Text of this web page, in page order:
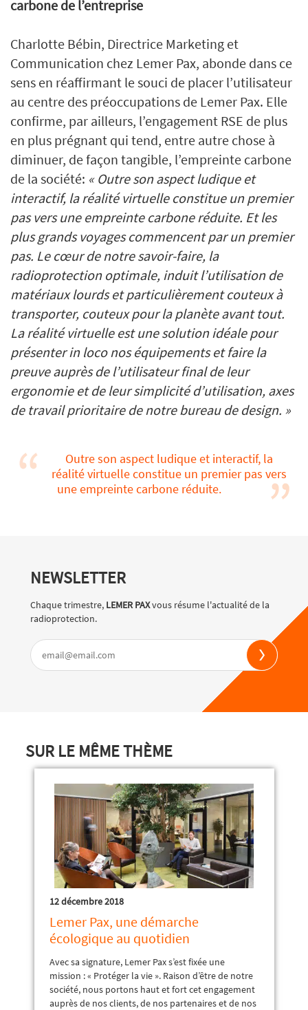
carbone de l’entreprise
Charlotte Bébin, Directrice Marketing et
Communication chez Lemer Pax, abonde dans ce
sens en réaffirmant le souci de placer l’utilisateur
au centre des préoccupations de Lemer Pax. Elle
confirme, par ailleurs, l’engagement RSE de plus
en plus prégnant qui tend, entre autre chose à
diminuer, de façon tangible, l’empreinte carbone
de la société: « Outre son aspect ludique et
interactif, la réalité virtuelle constitue un premier
pas vers une empreinte carbone réduite. Et les
plus grands voyages commencent par un premier
pas. Le cœur de notre savoir-faire, la
radioprotection optimale, induit l’utilisation de
matériaux lourds et particulièrement couteux à
transporter, couteux pour la planète avant tout.
La réalité virtuelle est une solution idéale pour
présenter in loco nos équipements et faire la
preuve auprès de l’utilisateur final de leur
ergonomie et de leur simplicité d’utilisation, axes
de travail prioritaire de notre bureau de design. »
Outre son aspect ludique et interactif, la
réalité virtuelle constitue un premier pas vers
une empreinte carbone réduite.
NEWSLETTER
Chaque trimestre, LEMER PAXvous résume l'actualité de la
radioprotection.
SUR LE MÊME THÈME
12 décembre 2018
Lemer Pax, une démarche
écologique au quotidien
Avec sa signature, Lemer Pax s’est fixée une
mission : « Protéger la vie ». Raison d’être de notre
société, nous portons haut et fort cet engagement
auprès de nos clients, de nos partenaires et de nos